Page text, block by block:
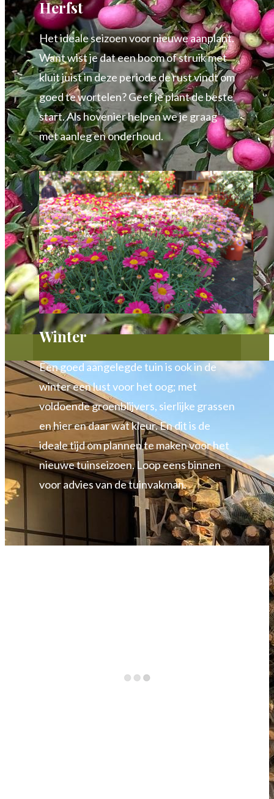
Herfst
Het ideale seizoen voor nieuwe aanplant.
Want wist je dat een boom of struik met
kluit juist in deze periode de rust vindt om
goed te wortelen? Geef je plant de beste
start. Als hovenier helpen we je graag
met aanleg en onderhoud.
Winter
Een goed aangelegde tuin is ook in de
winter een lust voor het oog; met
voldoende groenblijvers, sierlijke grassen
en hier en daar wat kleur. En dit is de
ideale tijd om plannen te maken voor het
nieuwe tuinseizoen. Loop eens binnen
voor advies van de tuinvakman.